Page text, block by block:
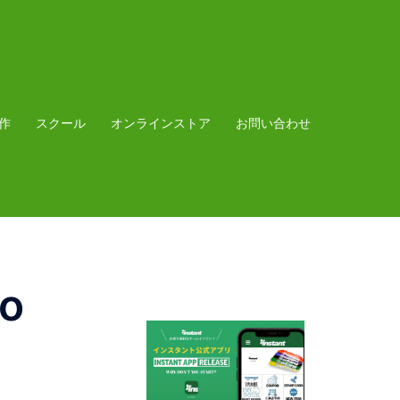
スクール オンラインストア お問い合わせ